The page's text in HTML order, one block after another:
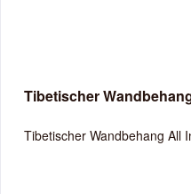
Tibetischer
Tibetischer Wandbehang All